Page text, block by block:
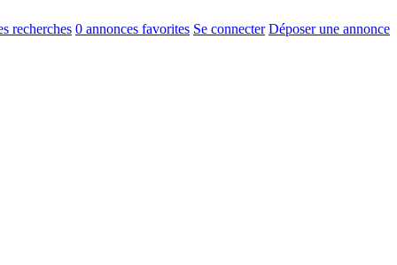
recherches 0 annonces favorites Se connecter Déposer une annonce